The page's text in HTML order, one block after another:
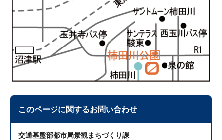
このページに関するお問い合わせ
交通基盤部都市局景観まちづくり課